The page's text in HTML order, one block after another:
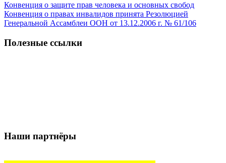
Конвенция о защите прав человека и основных свобод
Конвенция о правах инвалидов принята Резолюцией
Генеральной Ассамблеи ООН от 13.12.2006 г. № 61/106
Полезные ссылки
Наши партнёры